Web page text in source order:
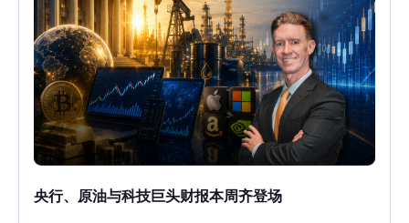
央行、原油与科技巨头财报本周齐登场